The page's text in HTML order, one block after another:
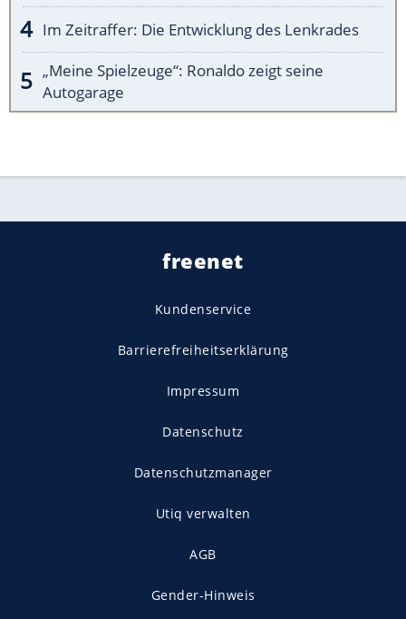
Im Zeitraffer: Die Entwicklung des Lenkrades
„Meine Spielzeuge“: Ronaldo zeigt seine
Autogarage
freenet
Kundenservice
Barrierefreiheitserklärung
Impressum
Datenschutz
Datenschutzmanager
Utiq verwalten
AGB
Gender-Hinweis